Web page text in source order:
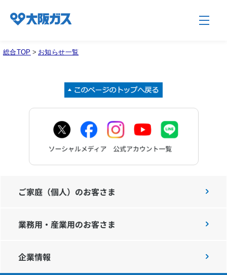
企業情報TOP
企業/グループについて
社会貢献
技術開発
サステナビリティ
IR情報
総合TOP > お知らせ一覧
ご家庭（個人）のお客さま
業務用・産業用のお客さま
企業情報